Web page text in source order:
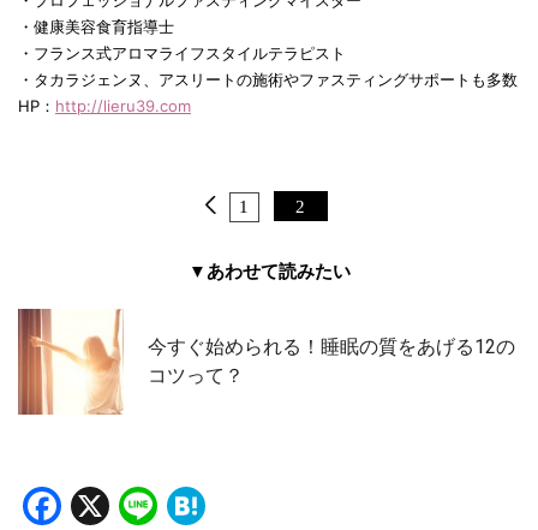
・健康美容食育指導士
・フランス式アロマライフスタイルテラピスト
・タカラジェンヌ、アスリートの施術やファスティングサポートも多数
HP： http://lieru39.com
1 2
▼あわせて読みたい
今すぐ始められる！睡眠の質をあげる12の
コツって？
Facebook
X Line